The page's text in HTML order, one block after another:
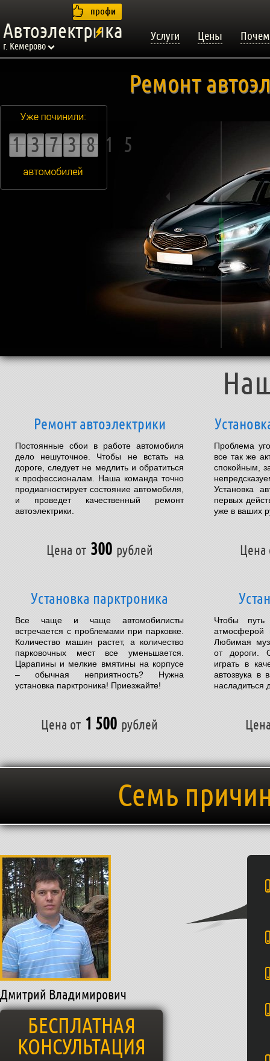
г. Кемерово
Услуги Цены
1373815
Ремонт
Ремонт автоэлектрики
Постоянные сбои в работе автомобиля
дело нешуточное. Чтобы не встать на
дороге, следует не медлить и обратиться
к профессионалам. Наша команда точно
продиагностирует состояние автомобиля,
и проведет качественный ремонт
автоэлектрики.
Цена от 300 рублей
Проблема
все так же
спокойным,
Установка
первых
уже в ваших
Цена
Установка парктроника
Все чаще и чаще автомобилисты
встречается с проблемами при парковке.
Количество машин растет, а количество
парковочных мест все уменьшается.
Царапины и мелкие вмятины на корпусе
– обычная неприятность? Нужна
установка парктроника! Приезжайте!
Цена от 1 500 рублей
Чтобы
атмосферой
Любимая
от дороги.
играть в
автозвука в
насладиться
Семь
Дмитрий Владимирович
БЕСПЛАТНАЯ
КОНСУЛЬТАЦИЯ